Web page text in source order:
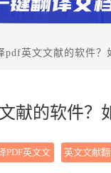
pdf英文文献的软件？
献的软件？
PDF英文文
英文文献